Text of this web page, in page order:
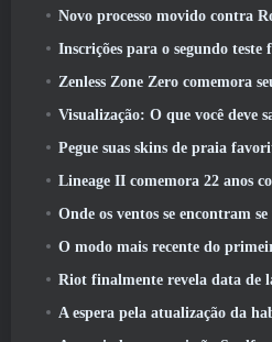
Novo processo movido contra Roblox em Oregon,
Inscrições para o segundo teste
Zenless Zone Zero comemora seu segundo aniversário
Visualização: O que você deve saber sobre o jogo de
Pegue suas skins de praia favoritas, Os
Lineage II comemora 22 anos com álbum
Onde os ventos se encontram se torna
O modo mais recente do primeiro descendente reúne batalhas
Riot finalmente revela data de lançamento do
A espera pela atualização da habitação dos